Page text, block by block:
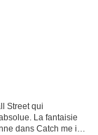
Street qui
La fantaisie
dans Catch me if